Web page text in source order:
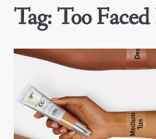
Tag:Too